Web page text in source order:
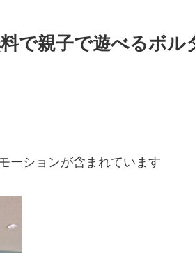
で親子で遊べるボル
ーションが含まれています